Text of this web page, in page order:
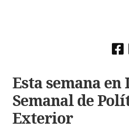
Esta semana
Semanal de
Exterior